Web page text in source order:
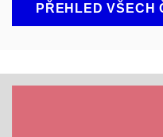
PŘEHLED VŠECH